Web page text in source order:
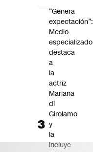
“Genera
expectación”:
Medio
especializado
destaca
a
la
actriz
Mariana
di
Girolamo
y
la
incluye